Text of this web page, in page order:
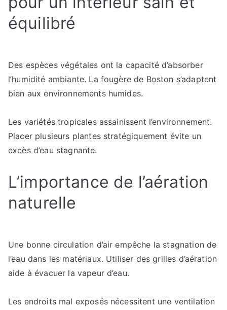
équilibré
Des espèces végétales ont la capacité d’absorber
l’humidité ambiante. La fougère de Boston s’adaptent
bien aux environnements humides.
Les variétés tropicales assainissent l’environnement.
Placer plusieurs plantes stratégiquement évite un
excès d’eau stagnante.
L’importance de l’aération
naturelle
Une bonne circulation d’air empêche la stagnation de
l’eau dans les matériaux. Utiliser des grilles d’aération
aide à évacuer la vapeur d’eau.
Les endroits mal exposés nécessitent une ventilation